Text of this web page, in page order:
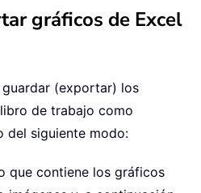
gráficos de Excel
guardar (exportar) los
de trabajo como
del siguiente modo:
que contiene los gráficos